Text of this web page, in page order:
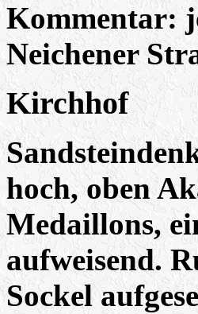
Kommentar:
Neichener
Kirchhof
hoch, oben
Medaillons,
aufweisend.
Sockel